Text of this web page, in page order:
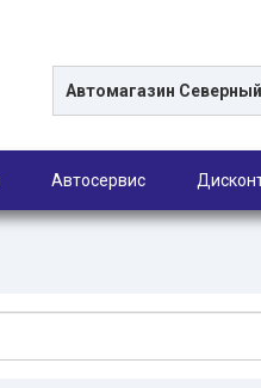
Автомагазин Северный
Автосервис